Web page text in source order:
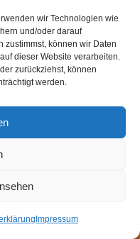
wir Technologien wie
und/oder darauf
zustimmst, können wir Daten
dieser Website verarbeiten.
zurückziehst, können
werden.
Impressum
Datenschutz